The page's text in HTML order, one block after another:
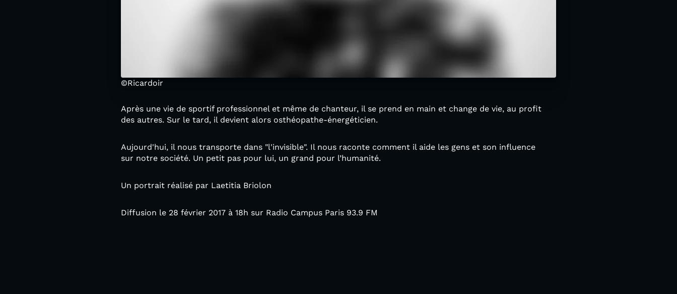
©Ricardoir
Après une vie de sportif professionnel et même de chanteur, il se prend en main et change de vie, au profit
des autres. Sur le tard, il devient alors osthéopathe-énergéticien.
Aujourd'hui, il nous transporte dans "l'invisible". Il nous raconte comment il aide les gens et son influence
sur notre société. Un petit pas pour lui, un grand pour l’humanité.
Un portrait réalisé par Laetitia Briolon
Diffusion le 28 février 2017 à 18h sur Radio Campus Paris 93.9 FM